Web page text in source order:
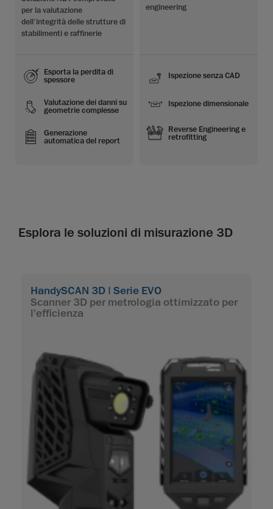
per la valutazione
dell’integrità delle strutture di
stabilimenti e raffinerie
Esporta la perdita di
spessore
Valutazione dei danni su
geometrie complesse
Generazione
automatica del report
engineering
Ispezione senza CAD
Ispezione dimensionale
Reverse Engineering e
retrofitting
Esplora le soluzioni di misurazione 3D
HandySCAN 3D | Serie EVO
Scanner 3D per metrologia ottimizzato per
l'efficienza